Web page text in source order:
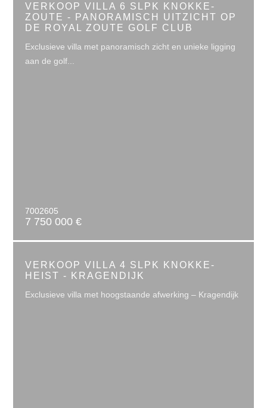
VERKOOP VILLA 6 SLPK KNOKKE-
ZOUTE - PANORAMISCH UITZICHT OP
DE ROYAL ZOUTE GOLF CLUB
Exclusieve villa met panoramisch zicht en unieke ligging
aan de golf...
7002605
7 750 000 €
VERKOOP VILLA 4 SLPK KNOKKE-
HEIST - KRAGENDIJK
Exclusieve villa met hoogstaande afwerking – Kragendijk